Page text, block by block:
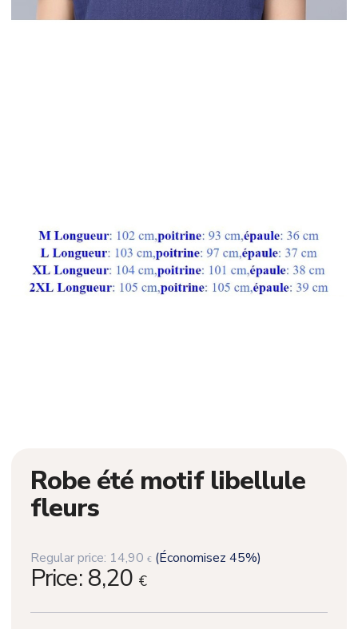
Robe été motif libellule
fleurs
Regular price: 14,90 € (Économisez 45%)
Price: 8,20 €